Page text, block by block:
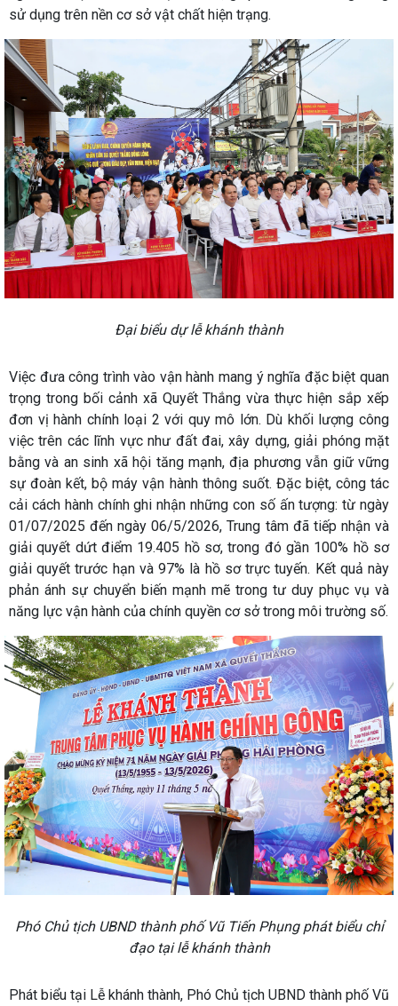
sử dụng trên nền cơ sở vật chất hiện trạng.
Đại biểu dự lễ khánh thành
Việc đưa công trình vào vận hành mang ý nghĩa đặc biệt quan
trọng trong bối cảnh xã Quyết Thắng vừa thực hiện sắp xếp
đơn vị hành chính loại 2 với quy mô lớn. Dù khối lượng công
việc trên các lĩnh vực như đất đai, xây dựng, giải phóng mặt
bằng và an sinh xã hội tăng mạnh, địa phương vẫn giữ vững
sự đoàn kết, bộ máy vận hành thông suốt. Đặc biệt, công tác
cải cách hành chính ghi nhận những con số ấn tượng: từ ngày
01/07/2025 đến ngày 06/5/2026, Trung tâm đã tiếp nhận và
giải quyết dứt điểm 19.405 hồ sơ, trong đó gần 100% hồ sơ
giải quyết trước hạn và 97% là hồ sơ trực tuyến. Kết quả này
phản ánh sự chuyển biến mạnh mẽ trong tư duy phục vụ và
năng lực vận hành của chính quyền cơ sở trong môi trường số.
Phó Chủ tịch UBND thành phố Vũ Tiến Phụng phát biểu chỉ
đạo tại lễ khánh thành
Phát biểu tại Lễ khánh thành, Phó Chủ tịch UBND thành phố Vũ